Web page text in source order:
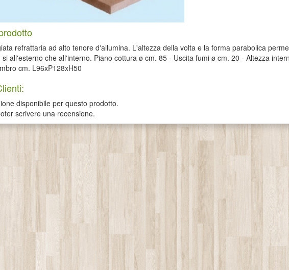
refrattaria ad alto tenore d'allumina. L'altezza della volta e la forma parabolica
all'esterno che all'interno. Piano cottura ø cm. 85 - Uscita fumi ø cm. 20 - Altezza
cm. L96xP128xH50
disponibile per questo prodotto.
scrivere una recensione.